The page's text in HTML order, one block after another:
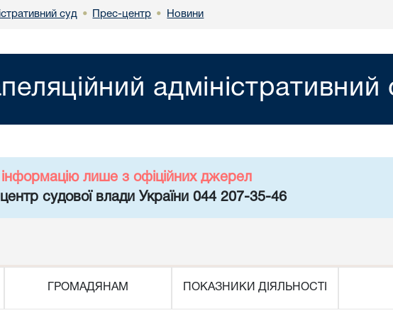
суд • Прес-центр • Новини
адміністративний
лише з офіційних джерел
судової влади України 044 207-35-46
ГРОМАДЯНАМ ПОКАЗНИКИ ДІЯЛЬНОСТІ